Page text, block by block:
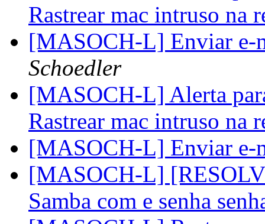
Rastrear mac intruso na
[MASOCH-L] Enviar
Schoedler
[MASOCH-L] Alerta
Rastrear mac intruso na
[MASOCH-L] Enviar
[MASOCH-L]
Samba com e senha